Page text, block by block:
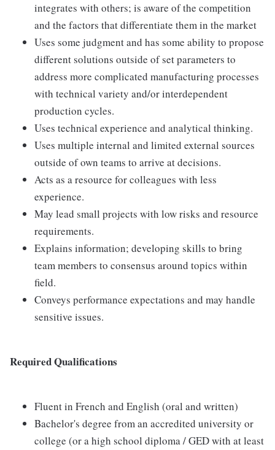
integrates with others; is aware of the competition
and the factors that differentiate them in the market
Uses some judgment and has some ability to propose
different solutions outside of set parameters to
address more complicated manufacturing processes
with technical variety and/or interdependent
production cycles.
Uses technical experience and analytical thinking.
Uses multiple internal and limited external sources
outside of own teams to arrive at decisions.
Acts as a resource for colleagues with less
experience.
May lead small projects with low risks and resource
requirements.
Explains information; developing skills to bring
team members to consensus around topics within
field.
Conveys performance expectations and may handle
sensitive issues.
Required Qualifications
Fluent in French and English (oral and written)
Bachelor's degree from an accredited university or
college (or a high school diploma / GED with at least